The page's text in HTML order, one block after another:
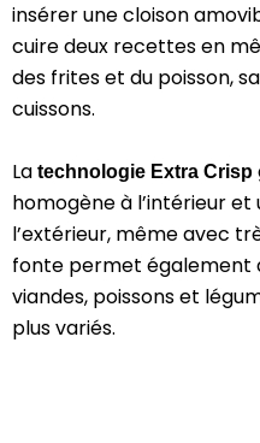
insérer une cloison
cuire deux recettes en
des frites et du poisson,
cuissons.
La technologie Extra Crisp
homogène à l’intérieur
l’extérieur, même avec
fonte permet également
viandes, poissons et
plus variés.